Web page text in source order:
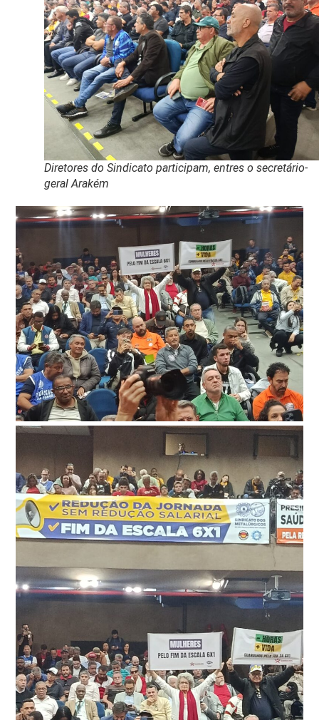
Diretores do Sindicato participam, entres o secretário-
geral Arakém